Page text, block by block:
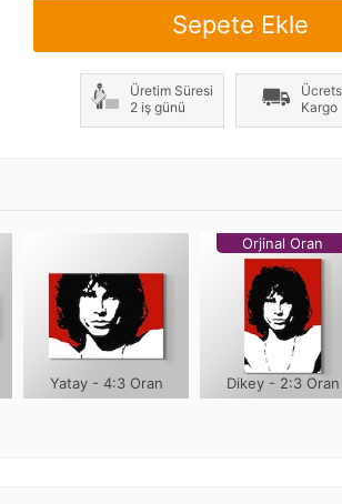
Sepete Ekle
Üretim Süresi
2 iş günü
Kargo
Yatay - 4:3 Oran
Orjinal Oran
Dikey - 2:3 Oran